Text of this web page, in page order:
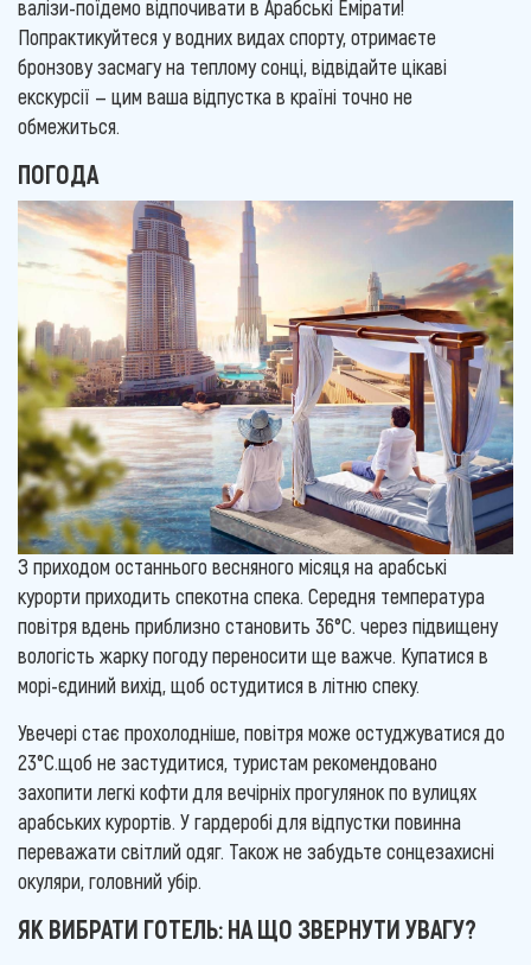
валізи-поїдемо відпочивати в Арабські Емірати!
Попрактикуйтеся у водних видах спорту, отримаєте
бронзову засмагу на теплому сонці, відвідайте цікаві
екскурсії — цим ваша відпустка в країні точно не
обмежиться.
ПОГОДА
З приходом останнього весняного місяця на арабські
курорти приходить спекотна спека. Середня температура
повітря вдень приблизно становить 36°С. через підвищену
вологість жарку погоду переносити ще важче. Купатися в
морі-єдиний вихід, щоб остудитися в літню спеку.
Увечері стає прохолодніше, повітря може остуджуватися до
23°С.щоб не застудитися, туристам рекомендовано
захопити легкі кофти для вечірніх прогулянок по вулицях
арабських курортів. У гардеробі для відпустки повинна
переважати світлий одяг. Також не забудьте сонцезахисні
окуляри, головний убір.
ЯК ВИБРАТИ ГОТЕЛЬ: НА ЩО ЗВЕРНУТИ УВАГУ?